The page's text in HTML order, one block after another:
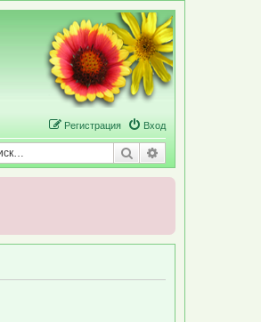
Вход
Регистрация
Поиск